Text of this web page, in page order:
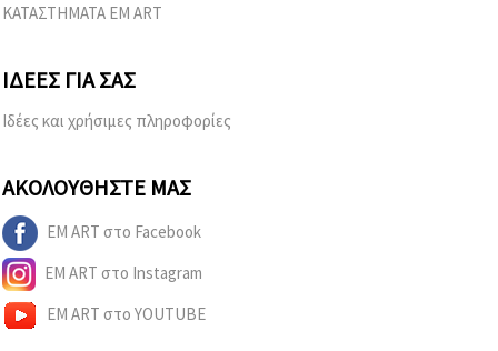
ΚΑΤΑΣΤΗΜΑΤΑ EM ART
ΙΔΈΕΣ ΓΙΑ ΣΑΣ
Ιδέες και χρήσιμες πληροφορίες
ΑΚΟΛΟΥΘΉΣΤΕ ΜΑΣ
EM ART στο Facebook
EM ART στο Instagram
EM ART στο YOUTUBE